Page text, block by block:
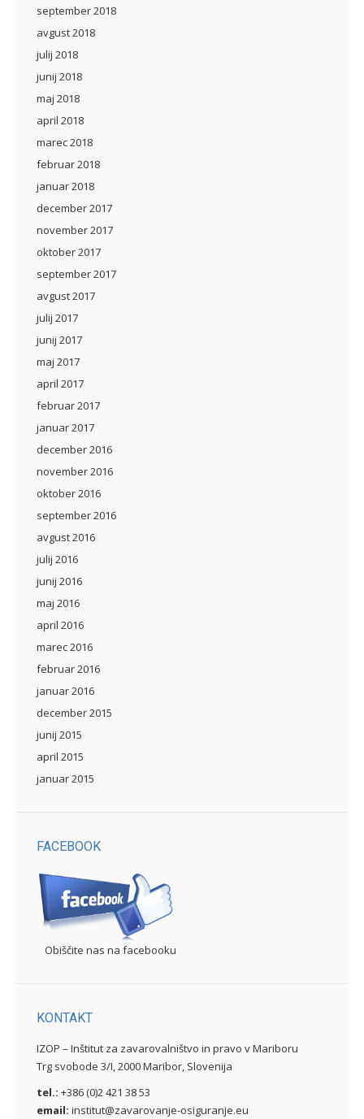
september 2018
avgust 2018
julij 2018
junij 2018
maj 2018
april 2018
marec 2018
februar 2018
januar 2018
december 2017
november 2017
oktober 2017
september 2017
avgust 2017
julij 2017
junij 2017
maj 2017
april 2017
februar 2017
januar 2017
december 2016
november 2016
oktober 2016
september 2016
avgust 2016
julij 2016
junij 2016
maj 2016
april 2016
marec 2016
februar 2016
januar 2016
december 2015
junij 2015
april 2015
januar 2015
FACEBOOK
Obiščite nas na facebooku
KONTAKT
IZOP – Inštitut za zavarovalništvo in pravo v Mariboru
Trg svobode 3/I, 2000 Maribor, Slovenija
tel.: +386 (0)2 421 38 53
email: institut@zavarovanje-osiguranje.eu